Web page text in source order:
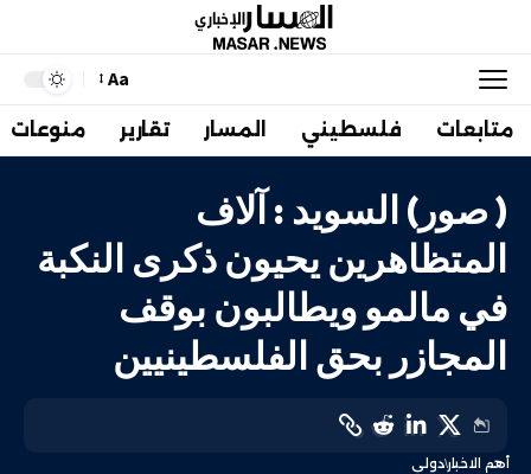
Aa
متابعات فلسطيني المسار تقارير منوعات
( صور) السويد : آلاف
المتظاهرين يحيون ذكرى النكبة
في مالمو ويطالبون بوقف
المجازر بحق الفلسطينيين
أهم الاخباردولي